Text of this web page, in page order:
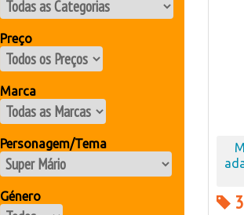
Preço
Marca
Personagem/Tema
Género